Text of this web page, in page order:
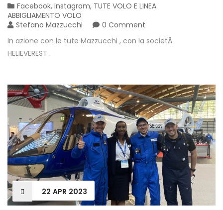
Facebook, Instagram, TUTE VOLO E LINEA
ABBIGLIAMENTO VOLO
Stefano Mazzucchi
0 Comment
In azione con le tute Mazzucchi , con la societÃ
HELIEVEREST .
22 APR 2023